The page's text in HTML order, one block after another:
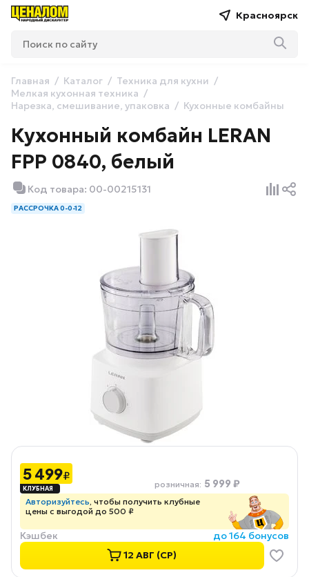
Красноярск
Главная Каталог
Техника для кухни
Мелкая кухонная техника
Нарезка, смешивание, упаковка
Кухонные комбайны
Кухонный комбайн LERAN
FPP 0840, белый
Код товара: 00-00215131
РАССРОЧКА 0-0-12
5 499₽
розничная: 5 999 ₽
Авторизуйтесь, чтобы получить клубные
цены с выгодой до 500 ₽
Кэшбек
до 164 бонусов
12 АВГ (СР)